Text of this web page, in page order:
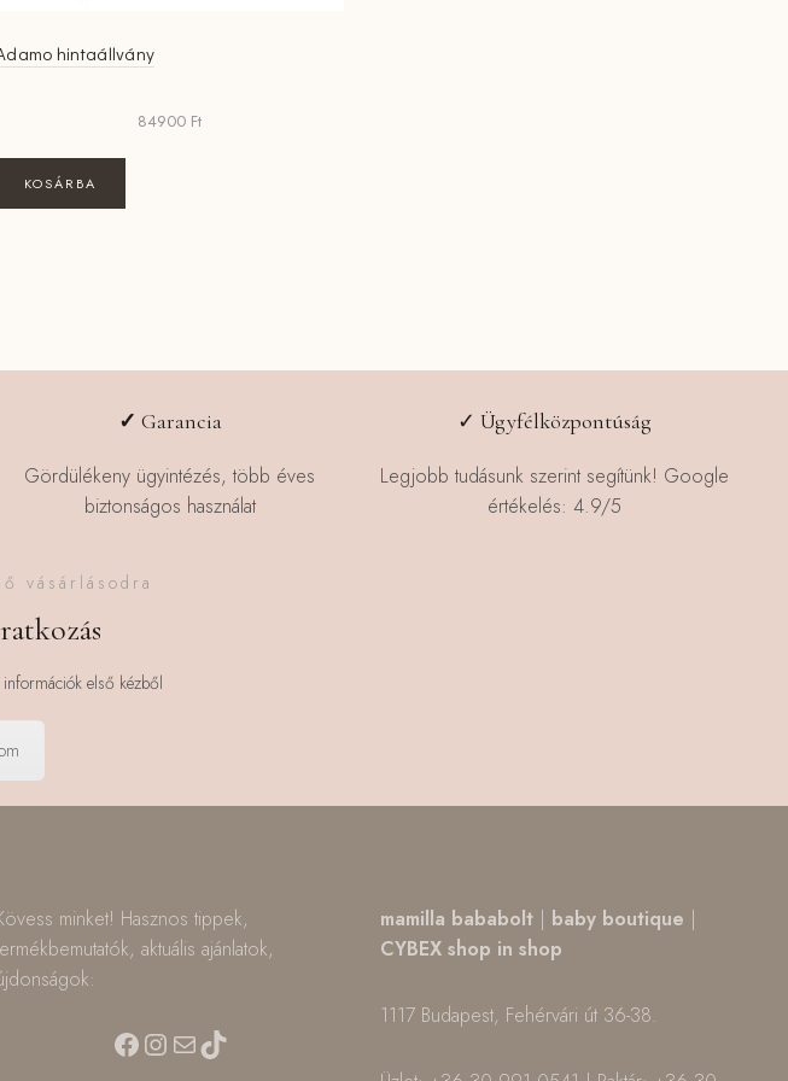
hintaállvány
84900 Ft
KOSÁRBA
✓ Garancia
Gördülékeny ügyintézés, több éves
biztonságos használat
✓ Ügyfélközpontúság
Legjobb tudásunk szerint segítünk! Google
értékelés: 4.9/5
vásárlásodra
első kézből
minket! Hasznos tippek,
aktuális ajánlatok,
Facebook
Instagram
MailTikTok
mamilla bababolt | baby boutique |
CYBEX shop in shop
1117 Budapest, Fehérvári út 36-38.